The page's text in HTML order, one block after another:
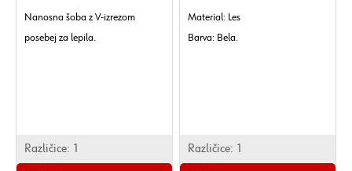
Nanosna šoba z V-izrezom
posebej za lepila.
Različice: 1
Material: Les
Barva: Bela.
Različice: 1